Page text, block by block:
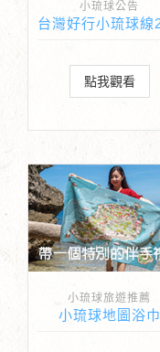
小琉球公告
點我觀看
小琉球旅遊推薦
小琉球地圖浴巾